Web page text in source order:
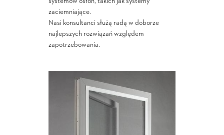
zaciemniające.
Nasi konsultanci służą radą w doborze
najlepszych rozwiązań względem
zapotrzebowania.